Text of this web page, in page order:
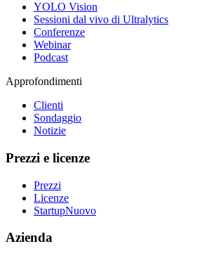
YOLO Vision
Sessioni dal vivo di Ultralytics
Conferenze
Webinar
Podcast
Approfondimenti
Clienti
Sondaggio
Notizie
Prezzi e licenze
Prezzi
Licenze
StartupNuovo
Azienda